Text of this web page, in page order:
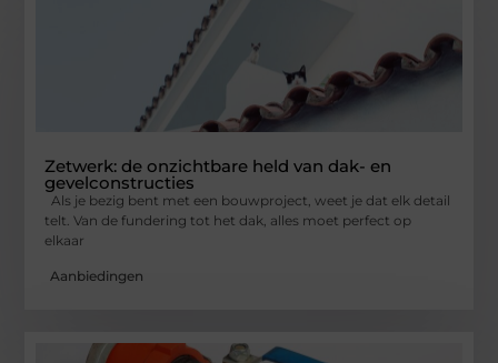
Zetwerk: de onzichtbare held van dak- en
gevelconstructies
Als je bezig bent met een bouwproject, weet je dat elk detail
telt. Van de fundering tot het dak, alles moet perfect op
elkaar
Aanbiedingen